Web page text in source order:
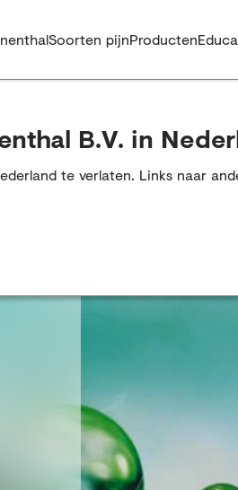
Soorten pijnProducten
B.V. in
te verlaten. Links naar